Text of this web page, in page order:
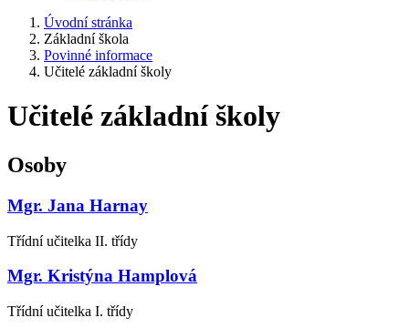
Úvodní stránka
Základní škola
Povinné informace
Učitelé základní školy
Učitelé základní školy
Osoby
Mgr. Jana Harnay
Třídní učitelka II. třídy
Mgr. Kristýna Hamplová
Třídní učitelka I. třídy